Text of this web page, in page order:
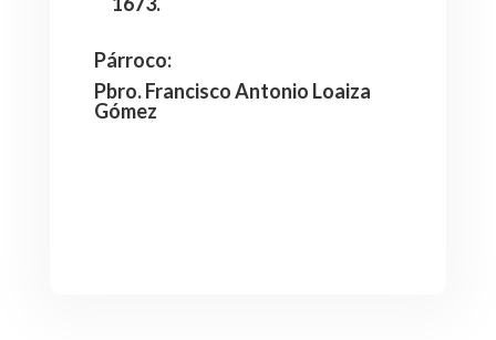
Párroco:
Pbro. Francisco Antonio Loaiza
Gómez